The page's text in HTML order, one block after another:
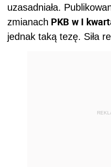
uzasadniała.
zmianach PKB w I
jednak taką tezę. Siła